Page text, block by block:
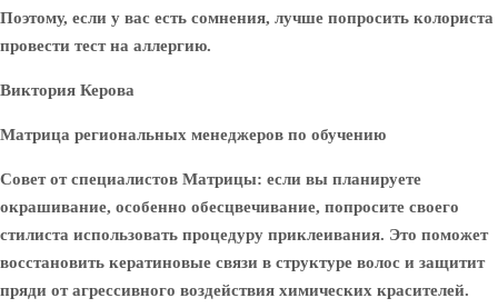
Поэтому, если у вас есть сомнения, лучше попросить колориста
провести тест на аллергию.
Виктория Керова
Матрица региональных менеджеров по обучению
Совет от специалистов Матрицы: если вы планируете
окрашивание, особенно обесцвечивание, попросите своего
стилиста использовать процедуру приклеивания. Это поможет
восстановить кератиновые связи в структуре волос и защитит
пряди от агрессивного воздействия химических красителей.